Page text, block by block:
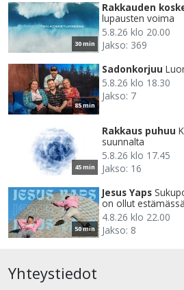
30 min
Rakkauden
lupausten voima
5.8.26 klo 20.00
Jakso: 369
85 min
Sadonkorjuu
5.8.26 klo 18.30
Jakso: 7
45 min
Rakkaus puhuu
suunnalta
5.8.26 klo 17.45
Jakso: 16
50 min
Jesus Yaps
on ollut
4.8.26 klo 22.00
Jakso: 8
Yhteystiedot